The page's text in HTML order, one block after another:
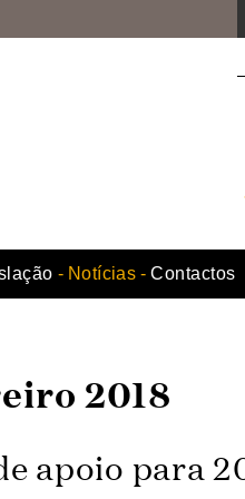
Notícias Contactos
2018
apoio para